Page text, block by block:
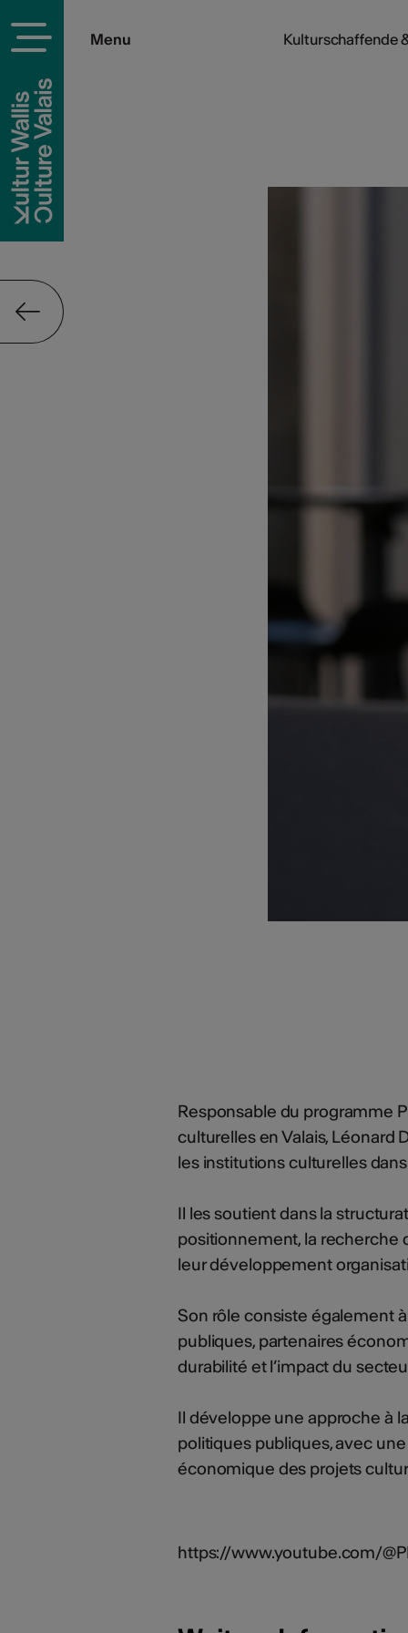
Menu Kulturschaffende
Responsable du programme
culturelles en Valais, Léonard
les institutions culturelles
Il les soutient dans la
positionnement, la recherche
leur développement
Son rôle consiste également
publiques, partenaires
durabilité et l’impact du
Il développe une approche à
politiques publiques, avec
économique des projets
https://www.youtube.com/